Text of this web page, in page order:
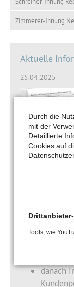
Zimmerer-Innung
Aktuelle
25.04.2025
online.
danach
Durch die
mit der
Detaillierte
Cookies auf
Tools, wie